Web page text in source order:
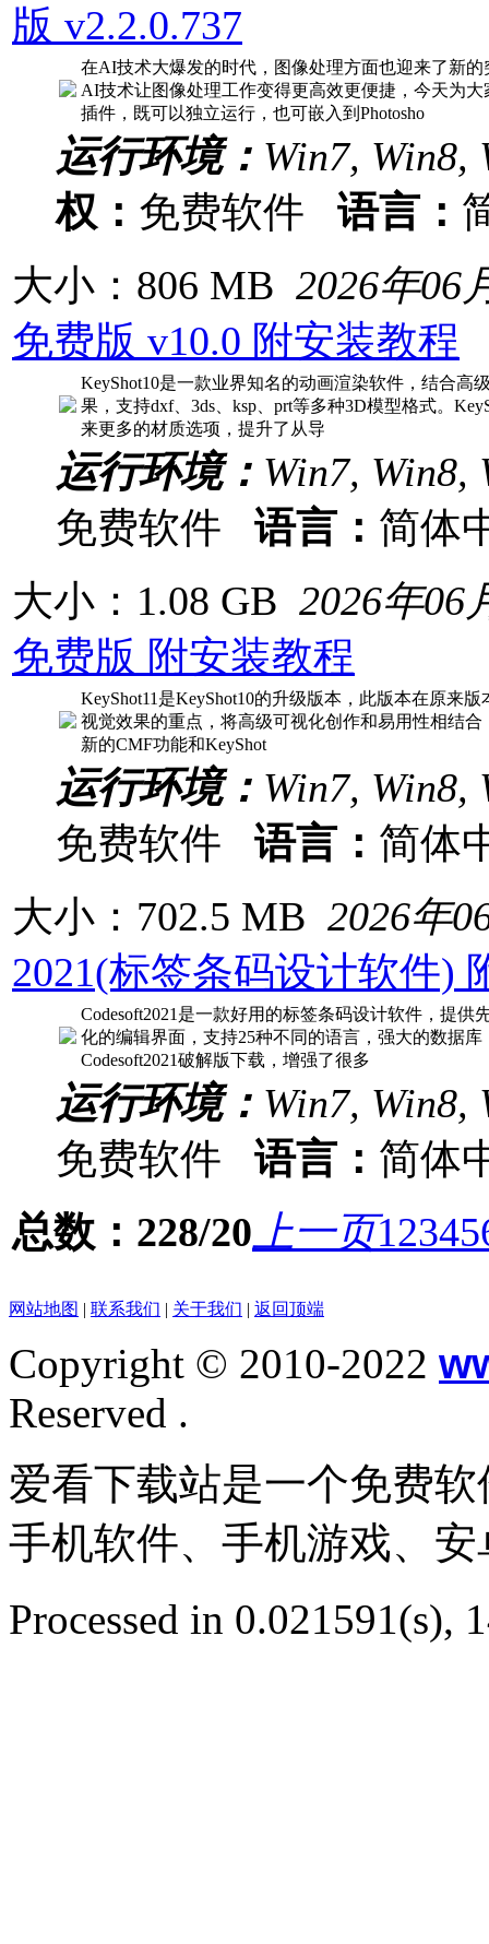
版 v2.2.0.737
在AI技术大爆发的时代，图像处理方面也迎来了新
AI技术让图像处理工作变得更高效更便捷，今天为
插件，既可以独立运行，也可嵌入到Photosho
运行环境： Win7, Win8,
权： 免费软件 语言：
大小：806 MB 2026年06
免费版 v10.0 附安装教程
KeyShot10是一款业界知名的动画渲染软件，结合
果，支持dxf、3ds、ksp、prt等多种3D模型格式。
来更多的材质选项，提升了从导
运行环境： Win7, Win8,
免费软件 语言： 简体
大小：1.08 GB 2026年06
免费版 附安装教程
KeyShot11是KeyShot10的升级版本，此版本在原来
视觉效果的重点，将高级可视化创作和易用性相结
新的CMF功能和KeyShot
运行环境： Win7, Win8,
免费软件 语言： 简体
大小：702.5 MB 2026年
2021(标签条码设计软件)
Codesoft2021是一款好用的标签条码设计软件，提
化的编辑界面，支持25种不同的语言，强大的数据
Codesoft2021破解版下载，增强了很多
运行环境： Win7, Win8,
免费软件 语言： 简体
总数：228/20 上一页12345
网站地图 | 联系我们 | 关于我们 | 返回顶端
Copyright © 2010-2022
Reserved .
爱看下载站是一个免费
手机软件、手机游戏、
Processed in 0.021591(s),